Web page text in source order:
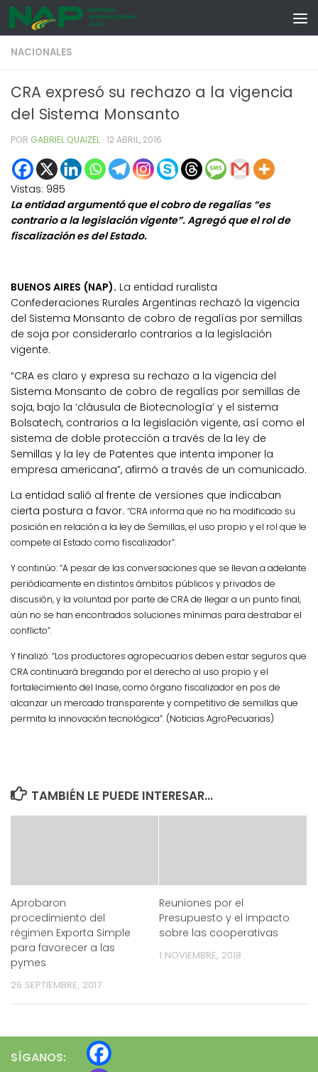
Skip to content
NACIONALES
CRA expresó su rechazo a la vigencia
del Sistema Monsanto
POR GABRIEL QUAIZEL · 12 ABRIL, 2016
Vistas: 985
La entidad argumentó que el cobro de regalías “es
contrario a la legislación vigente”. Agregó que el rol de
fiscalización es del Estado.
BUENOS AIRES (NAP). La entidad ruralista
Confederaciones Rurales Argentinas rechazó la vigencia
del Sistema Monsanto de cobro de regalías por semillas
de soja por considerarlo contrarios a la legislación
vigente.
“CRA es claro y expresa su rechazo a la vigencia del
Sistema Monsanto de cobro de regalías por semillas de
soja, bajo la ‘cláusula de Biotecnología’ y el sistema
Bolsatech, contrarios a la legislación vigente, así como el
sistema de doble protección a través de la ley de
Semillas y la ley de Patentes que intenta imponer la
empresa americana”, afirmó a través de un comunicado.
La entidad salió al frente de versiones que indicaban
cierta postura a favor. “CRA informa que no ha modificado su
posición en relación a la ley de Semillas, el uso propio y el rol que le
compete al Estado como fiscalizador”.
Y continúo: “A pesar de las conversaciones que se llevan a adelante
periódicamente en distintos ámbitos públicos y privados de
discusión, y la voluntad por parte de CRA de llegar a un punto final,
aún no se han encontrados soluciones mínimas para destrabar el
conflicto”.
Y finalizó: “Los productores agropecuarios deben estar seguros que
CRA continuará bregando por el derecho al uso propio y el
fortalecimiento del Inase, como órgano fiscalizador en pos de
alcanzar un mercado transparente y competitivo de semillas que
permita la innovación tecnológica”. (Noticias AgroPecuarias)
TAMBIÉN LE PUEDE INTERESAR...
Aprobaron
procedimiento del
régimen Exporta Simple
para favorecer a las
pymes
26 SEPTIEMBRE, 2017
Reuniones por el
Presupuesto y el impacto
sobre las cooperativas
1 NOVIEMBRE, 2018
SÍGANOS: